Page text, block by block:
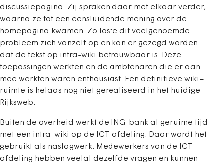
discussiepagina. Zij spraken daar met elkaar verder,
waarna ze tot een eensluidende mening over de
homepagina kwamen. Zo loste dit veelgenoemde
probleem zich vanzelf op en kan er gezegd worden
dat de tekst op intra-wiki betrouwbaar is. Deze
toepassingen werkten en de ambtenaren die er aan
mee werkten waren enthousiast. Een definitieve wiki–
ruimte is helaas nog niet gerealiseerd in het huidige
Rijksweb.
Buiten de overheid werkt de ING-bank al geruime tijd
met een intra-wiki op de ICT-afdeling. Daar wordt het
gebruikt als naslagwerk. Medewerkers van de ICT-
afdeling hebben veelal dezelfde vragen en kunnen